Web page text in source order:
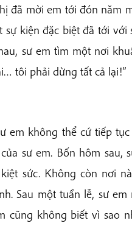
đã mời em tới đón năm
kiện đặc biệt đã tới với
sư em tìm một nơi
tôi phải dừng tất cả lại!”
em không thể cứ tiếp
sư em. Bốn hôm sau,
sức. Không còn nơi
Sau một tuần lễ, sư
cũng không biết vì sao